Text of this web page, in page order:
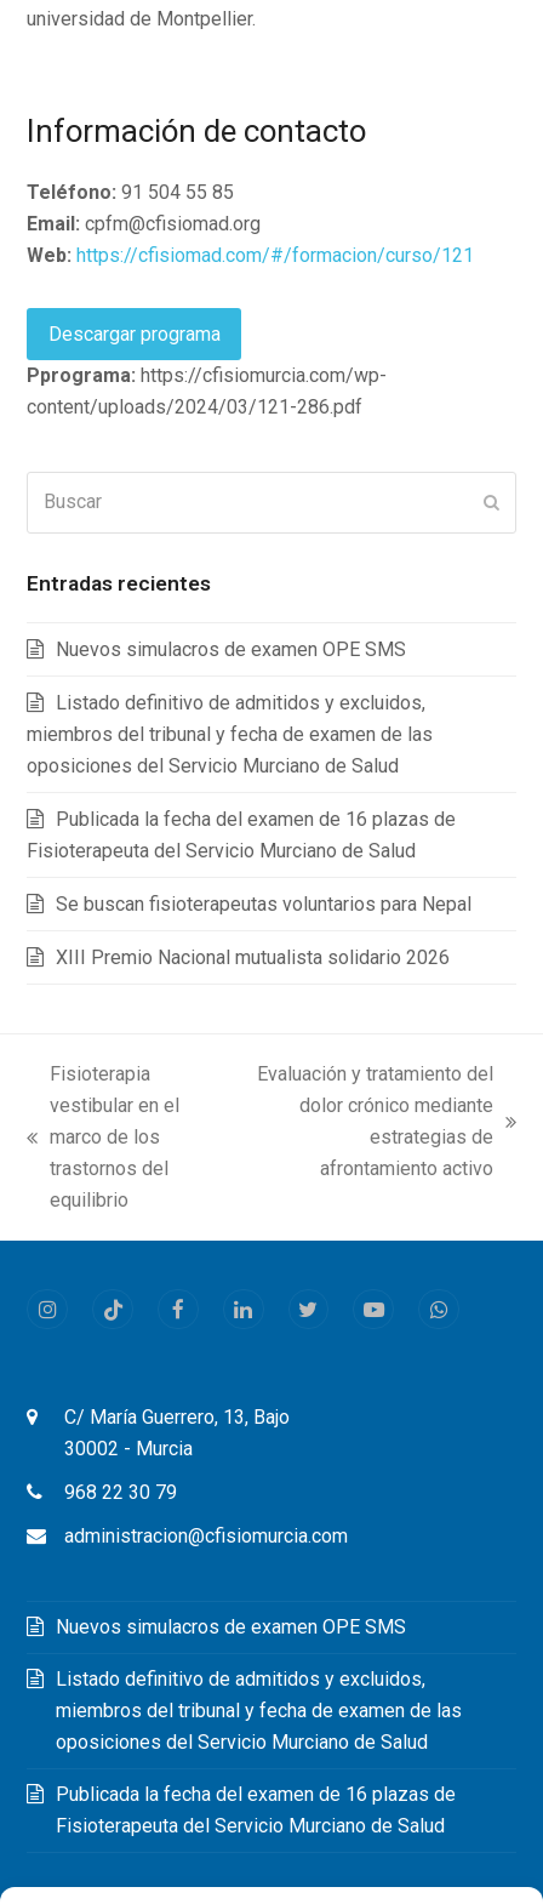
universidad de Montpellier.
Información de contacto
Teléfono: 91 504 55 85
Email: cpfm@cfisiomad.org
Web: https://cfisiomad.com/#/formacion/curso/121
Descargar programa
Pprograma: https://cfisiomurcia.com/wp-
content/uploads/2024/03/121-286.pdf
Entradas recientes
Nuevos simulacros de examen OPE SMS
Listado definitivo de admitidos y excluidos,
miembros del tribunal y fecha de examen de las
oposiciones del Servicio Murciano de Salud
Publicada la fecha del examen de 16 plazas de
Fisioterapeuta del Servicio Murciano de Salud
Se buscan fisioterapeutas voluntarios para Nepal
XIII Premio Nacional mutualista solidario 2026
previous
post:
Fisioterapia
vestibular en el
marco de los
trastornos del
equilibrio
Evaluación y tratamiento del
dolor crónico mediante
estrategias de
afrontamiento activo
InstagramTiktok FacebookLinkedInTwitterYoutubeWhatsapp
C/ María Guerrero, 13, Bajo
30002 - Murcia
968 22 30 79
administracion@cfisiomurcia.com
Nuevos simulacros de examen OPE SMS
Listado definitivo de admitidos y excluidos,
miembros del tribunal y fecha de examen de las
oposiciones del Servicio Murciano de Salud
Publicada la fecha del examen de 16 plazas de
Fisioterapeuta del Servicio Murciano de Salud